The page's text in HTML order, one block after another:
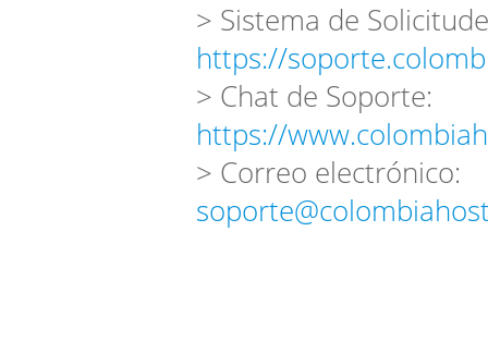
> Sistema de
https://
> Chat de Soporte:
https://
> Correo electrónico: